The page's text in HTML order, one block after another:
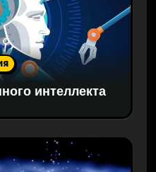
интеллекта